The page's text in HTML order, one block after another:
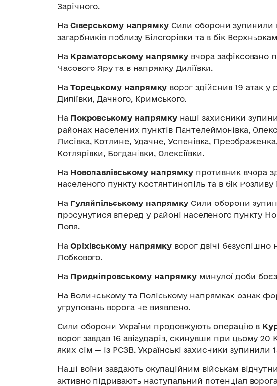
Зарічного.
На Сіверському напрямку Сили оборони зупинили
загарбників поблизу Білогорівки та в бік
На Краматорському напрямку вчора зафіксовано
Часового Яру та в напрямку Диліївки.
На Торецькому напрямку ворог здійснив 19 атак у
Диліївки, Дачного, Кримського.
На Покровському напрямку наші захисники
районах населених пунктів Пантелеймонівка,
Лисівка, Котлине, Удачне, Успенівка,
Котлярівки, Богданівки, Олексіївки.
На Новопавлівському напрямку противник вчора
населеного пункту Костянтинопіль та в бік Розливу
На Гуляйпільському напрямку Сили оборони
просунутися вперед у районі населеного пункту
Поля.
На Оріхівському напрямку ворог двічі безуспішно
Лобкового.
На Придніпровському напрямку минулої доби
На Волинському та Поліському напрямках ознак
угруповань ворога не виявлено.
Сили оборони України продовжують операцію в
ворог завдав 16 авіаударів, скинувши при цьому 20
яких сім — із РСЗВ. Українські захисники зупинили
Наші воїни завдають окупаційним військам
активно підривають наступальний потенціал